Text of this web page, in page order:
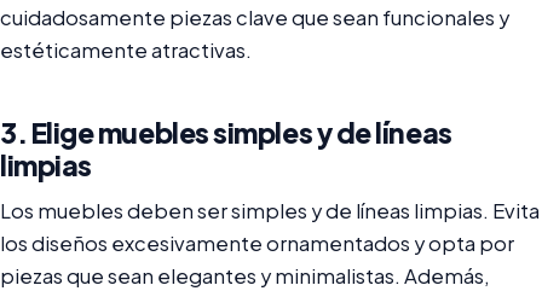
cuidadosamente piezas clave que sean funcionales y
estéticamente atractivas.
3. Elige muebles simples y de líneas
limpias
Los muebles deben ser simples y de líneas limpias. Evita
los diseños excesivamente ornamentados y opta por
piezas que sean elegantes y minimalistas. Además,